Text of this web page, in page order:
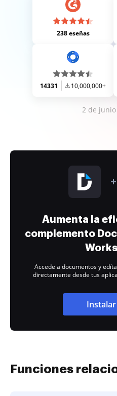
238 eseñas
14331 10,000,000+
2 de
Aumenta la
complemento
Accede a documentos y
directamente desde tus
Funciones